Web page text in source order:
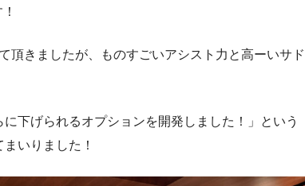
頂きましたが、ものすごいアシスト力と高ーいサド
下げられるオプションを開発しました！」という
いりました！